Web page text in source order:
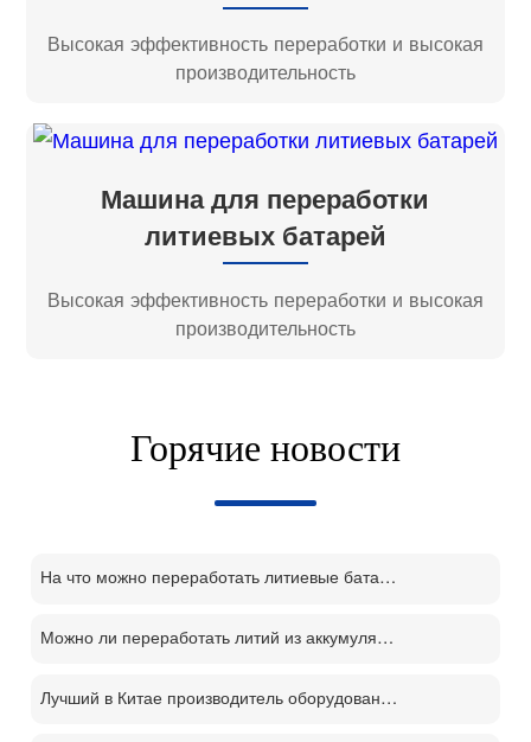
Высокая эффективность переработки и высокая
производительность
Машина для переработки
литиевых батарей
Высокая эффективность переработки и высокая
производительность
Горячие новости
На что можно переработать литиевые батареи?
Можно ли переработать литий из аккумуляторов?
Лучший в Китае производитель оборудования для переработки литий-ионных аккумуляторов